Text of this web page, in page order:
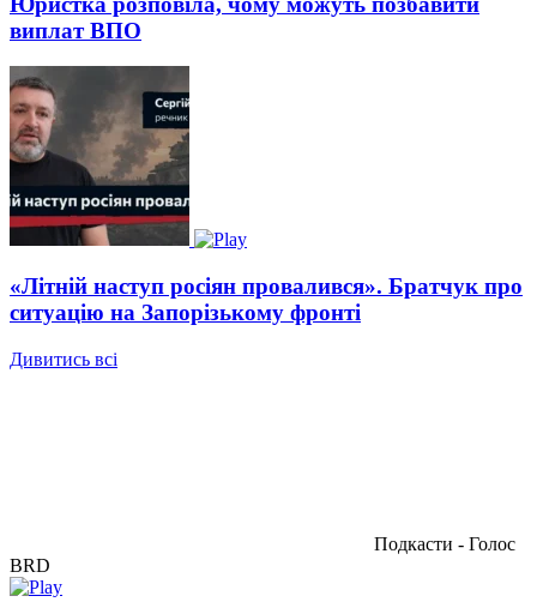
виплат ВПО
«Літній наступ росіян провалився». Братчук про
ситуацію на Запорізькому фронті
Дивитись всі
Подкасти - Голос
BRD